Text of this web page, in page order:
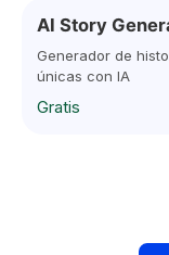
AI Story
Generador de
únicas con IA
Gratis